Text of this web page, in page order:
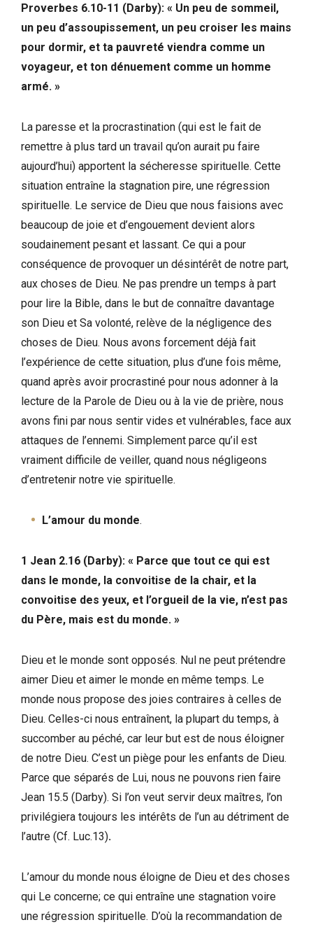
Proverbes 6.10-11 (Darby): « Un peu de sommeil,
un peu d’assoupissement, un peu croiser les mains
pour dormir, et ta pauvreté viendra comme un
voyageur, et ton dénuement comme un homme
armé. »
La paresse et la procrastination (qui est le fait de
remettre à plus tard un travail qu’on aurait pu faire
aujourd’hui) apportent la sécheresse spirituelle. Cette
situation entraîne la stagnation pire, une régression
spirituelle. Le service de Dieu que nous faisions avec
beaucoup de joie et d’engouement devient alors
soudainement pesant et lassant. Ce qui a pour
conséquence de provoquer un désintérêt de notre part,
aux choses de Dieu. Ne pas prendre un temps à part
pour lire la Bible, dans le but de connaître davantage
son Dieu et Sa volonté, relève de la négligence des
choses de Dieu. Nous avons forcement déjà fait
l’expérience de cette situation, plus d’une fois même,
quand après avoir procrastiné pour nous adonner à la
lecture de la Parole de Dieu ou à la vie de prière, nous
avons fini par nous sentir vides et vulnérables, face aux
attaques de l’ennemi. Simplement parce qu’il est
vraiment difficile de veiller, quand nous négligeons
d’entretenir notre vie spirituelle.
L’amour du monde.
1 Jean 2.16 (Darby): « Parce que tout ce qui est
dans le monde, la convoitise de la chair, et la
convoitise des yeux, et l’orgueil de la vie, n’est pas
du Père, mais est du monde. »
Dieu et le monde sont opposés. Nul ne peut prétendre
aimer Dieu et aimer le monde en même temps. Le
monde nous propose des joies contraires à celles de
Dieu. Celles-ci nous entraînent, la plupart du temps, à
succomber au péché, car leur but est de nous éloigner
de notre Dieu. C’est un piège pour les enfants de Dieu.
Parce que séparés de Lui, nous ne pouvons rien faire
Jean 15.5 (Darby). Si l’on veut servir deux maîtres, l’on
privilégiera toujours les intérêts de l’un au détriment de
l’autre (Cf. Luc.13).
L’amour du monde nous éloigne de Dieu et des choses
qui Le concerne; ce qui entraîne une stagnation voire
une régression spirituelle. D’où la recommandation de